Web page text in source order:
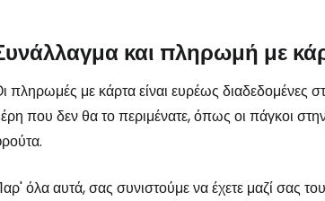
και πληρωμή με
πληρωμές με κάρτα είναι ευρέως διαδεδομένες
που δεν θα το περιμένατε, όπως οι πάγκοι
όλα αυτά, σας συνιστούμε να έχετε μαζί σας